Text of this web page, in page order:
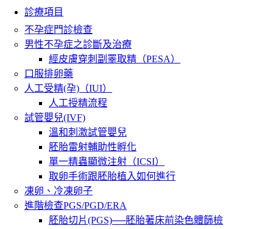
診療項目
不孕症門診檢查
男性不孕症之診斷及治療
經皮膚穿刺副睪取精（PESA）
口服排卵藥
人工受精(孕)（IUI）
人工授精流程
試管嬰兒(IVF)
溫和刺激試管嬰兒
胚胎雷射輔助性孵化
單一精蟲顯微注射（ICSI）
取卵手術跟胚胎植入如何進行
凍卵、冷凍卵子
進階檢查PGS/PGD/ERA
胚胎切片(PGS)──胚胎著床前染色體篩檢